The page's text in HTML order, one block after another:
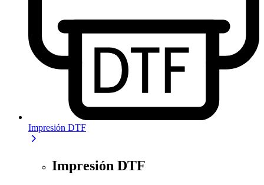
Impresión DTF
Impresión DTF